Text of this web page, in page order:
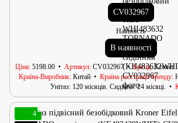
CV032967
Наявність
В наявності
Ціна 5198.00 Артикул CV032967 Бренд Kroner
Країна-Виробник Китай Країна реєстрації бренду
Унітаз: 120 місяців. Сидіння: 24 місяці.
4